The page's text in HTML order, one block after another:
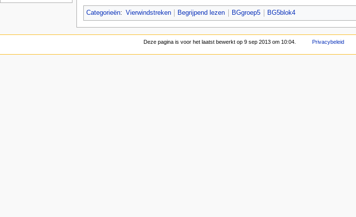
Categorieën: Vierwindstreken Begrijpend lezen BGgroep5 BG5blok4
Deze pagina is voor het laatst bewerkt op 9 sep 2013 om 10:04. Privacybeleid